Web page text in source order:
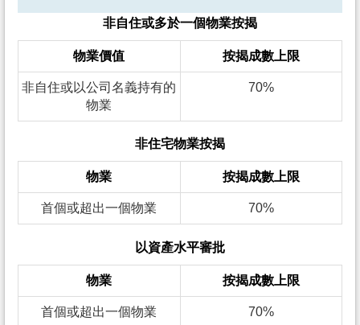
非自住或多於一個物業按揭
物業價值 按揭成數上限
非自住或以公司名義持有的
物業
70%
非住宅物業按揭
物業 按揭成數上限
首個或超出一個物業 70%
以資產水平審批
物業 按揭成數上限
首個或超出一個物業 70%